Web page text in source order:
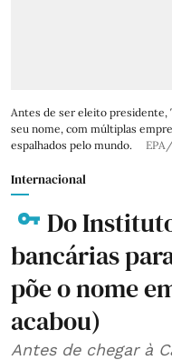
Antes de ser eleito
seu nome, com múltiplas
espalhados pelo mundo.
Internacional
Do
bancárias
põe o nome
acabou)
Antes de chegar à